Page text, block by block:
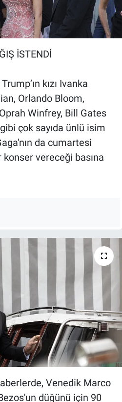
İSTENDİ
kızı Ivanka
Orlando Bloom,
Winfrey, Bill Gates
çok sayıda ünlü isim
da cumartesi
vereceği basına
Venedik Marco
düğünü için 90